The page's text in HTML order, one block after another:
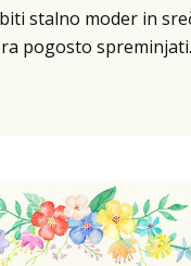
stalno moder in
pogosto spreminjati.